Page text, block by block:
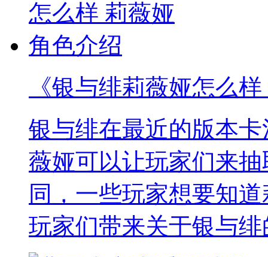
《银与绯莉薇娅怎么
银与绯在最近的版本
薇娅可以让玩家们来
同，一些玩家想要知
玩家们带来关于银与